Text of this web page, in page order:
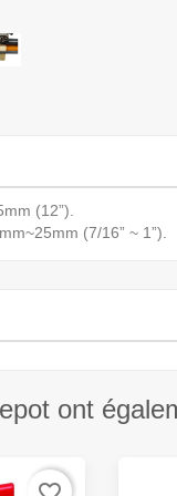
(12”).
(7/16” ~ 1”).
ont